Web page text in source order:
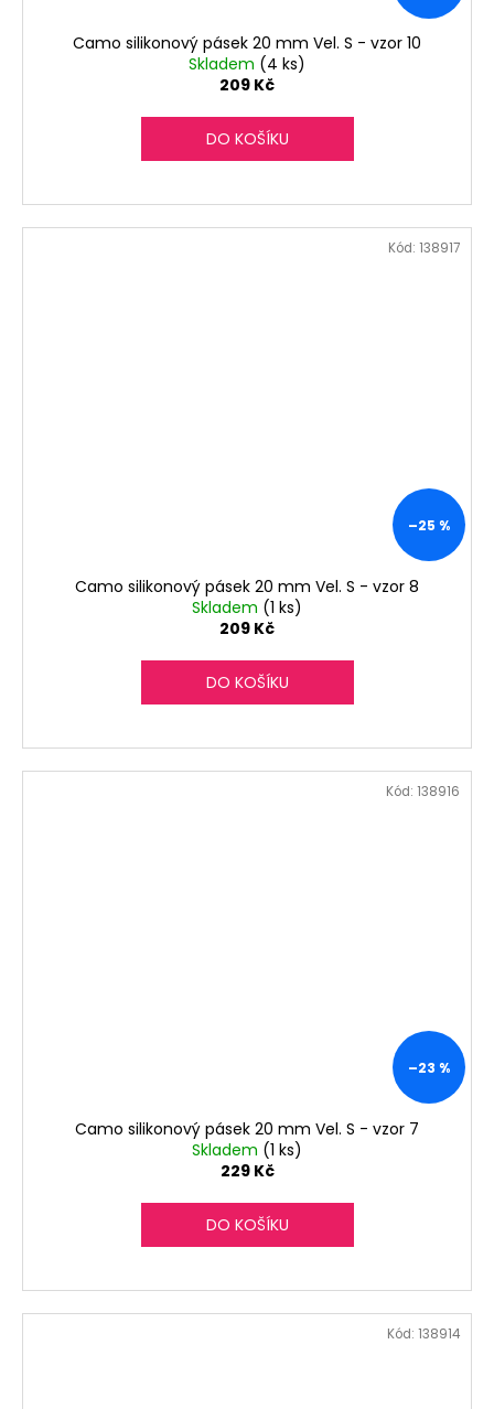
Camo silikonový pásek 20 mm Vel. S - vzor 10
Skladem (4 ks)
209 Kč
DO KOŠÍKU
–25 %
Camo silikonový pásek 20 mm Vel. S - vzor 8
Skladem (1 ks)
209 Kč
DO KOŠÍKU
Kód: 138917
–23 %
Camo silikonový pásek 20 mm Vel. S - vzor 7
Skladem (1 ks)
229 Kč
DO KOŠÍKU
Kód: 138916
Kód: 138914